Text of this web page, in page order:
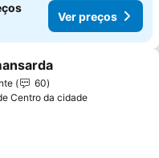
Ver preços
aos favoritos
60
Centro da cidade